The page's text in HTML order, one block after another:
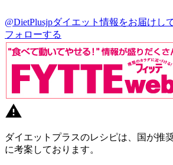
@DietPlusjpダイエット情報をお届けし
フォローする
ダイエットプラスのレシピは、国が推
に考案しております。